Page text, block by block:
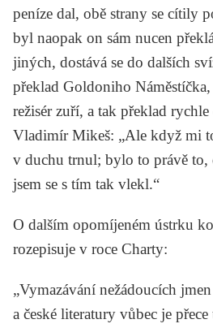
peníze dal, obě strany se cítily
byl naopak on sám nucen
jiných, dostává se do dalších
překlad Goldoniho Náměstíčka,
režisér zuří, a tak překlad
Vladimír Mikeš: „Ale když mi
v duchu trnul; bylo to právě to,
jsem se s tím tak vlekl.“
O dalším opomíjeném ústrku
rozepisuje v roce Charty:
„Vymazávání nežádoucích
a české literatury vůbec je